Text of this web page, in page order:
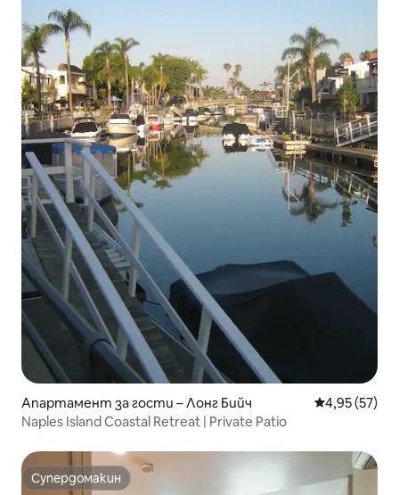
Апартамент за гости – Лонг Бийч Средна
4,95 (57)
Naples Island Coastal Retreat | Private Patio
Супердомакин
Супердомакин